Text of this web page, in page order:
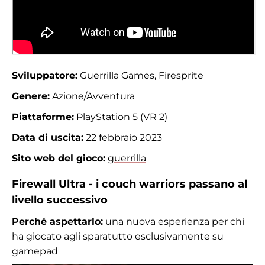
Sviluppatore: Guerrilla Games, Firesprite
Genere: Azione/Avventura
Piattaforme: PlayStation 5 (VR 2)
Data di uscita: 22 febbraio 2023
Sito web del gioco: guerrilla
Firewall Ultra - i couch warriors passano al
livello successivo
Perché aspettarlo: una nuova esperienza per chi
ha giocato agli sparatutto esclusivamente su
gamepad